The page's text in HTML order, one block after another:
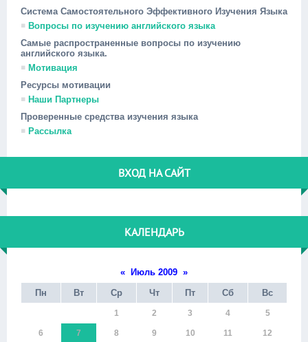
Система Самостоятельного Эффективного Изучения Языка
Вопросы по изучению английского языка
Самые распространенные вопросы по изучению
английского языка.
Мотивация
Ресурсы мотивации
Наши Партнеры
Проверенные средства изучения языка
Рассылка
ВХОД НА САЙТ
КАЛЕНДАРЬ
« Июль 2009 »
Пн
Вт Ср Чт Пт Сб Вс
1 2 3 4 5
6 7 8 9 10 11 12